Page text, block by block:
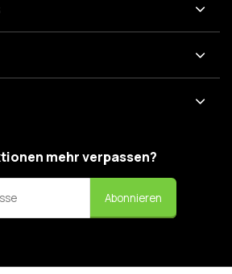
mehr verpassen?
Abonnieren